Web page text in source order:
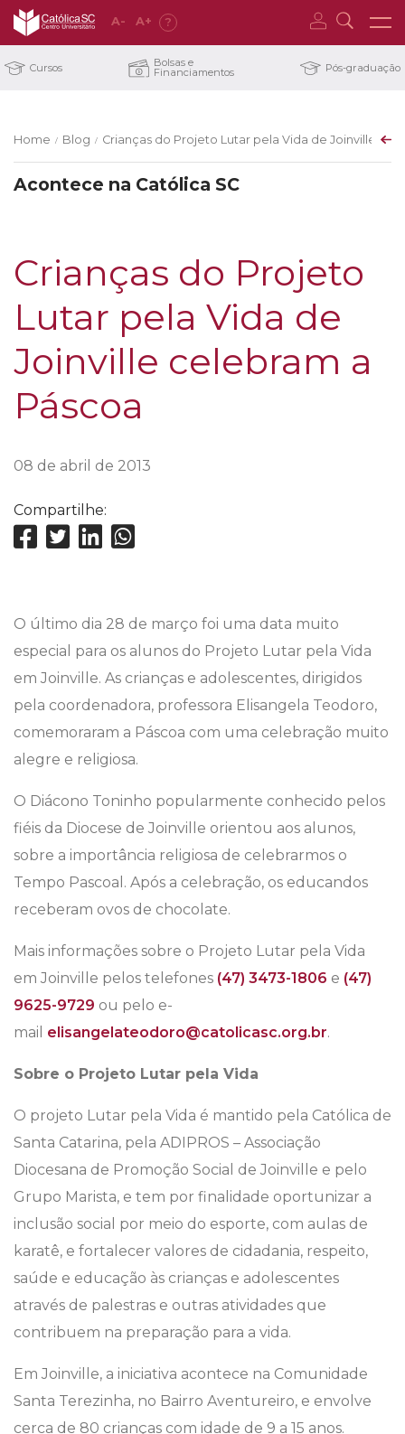
A- A+ ?
Cursos Bolsas e
Financiamentos Pós-graduação
Home / Blog / Crianças do Projeto Lutar pela Vida de Joinville
Acontece na Católica SC
Crianças do Projeto
Lutar pela Vida de
Joinville celebram a
Páscoa
08 de abril de 2013
Compartilhe:
O último dia 28 de março foi uma data muito
especial para os alunos do Projeto Lutar pela Vida
em Joinville. As crianças e adolescentes, dirigidos
pela coordenadora, professora Elisangela Teodoro,
comemoraram a Páscoa com uma celebração muito
alegre e religiosa.
O Diácono Toninho popularmente conhecido pelos
fiéis da Diocese de Joinville orientou aos alunos,
sobre a importância religiosa de celebrarmos o
Tempo Pascoal. Após a celebração, os educandos
receberam ovos de chocolate.
Mais informações sobre o Projeto Lutar pela Vida
em Joinville pelos telefones (47) 3473-1806 e (47)
9625-9729 ou pelo e-
mail elisangelateodoro@catolicasc.org.br.
Sobre o Projeto Lutar pela Vida
O projeto Lutar pela Vida é mantido pela Católica de
Santa Catarina, pela ADIPROS – Associação
Diocesana de Promoção Social de Joinville e pelo
Grupo Marista, e tem por finalidade oportunizar a
inclusão social por meio do esporte, com aulas de
karatê, e fortalecer valores de cidadania, respeito,
saúde e educação às crianças e adolescentes
através de palestras e outras atividades que
contribuem na preparação para a vida.
Em Joinville, a iniciativa acontece na Comunidade
Santa Terezinha, no Bairro Aventureiro, e envolve
cerca de 80 crianças com idade de 9 a 15 anos.